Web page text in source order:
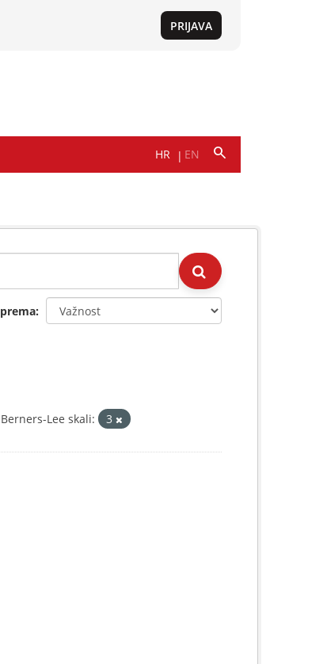
Lee skali: 3